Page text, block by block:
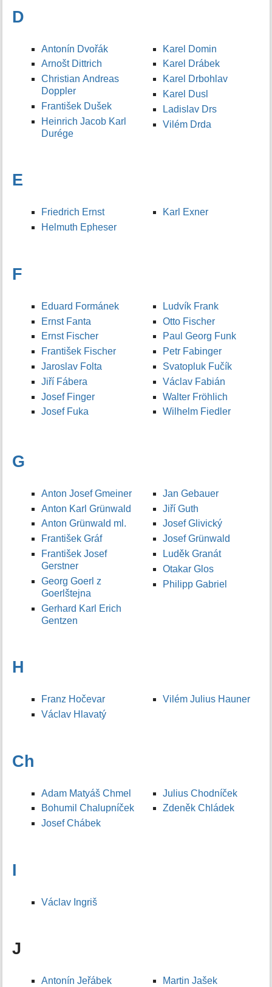
D
Antonín Dvořák
Arnošt Dittrich
Christian Andreas
Doppler
František Dušek
Heinrich Jacob Karl
Durége
Karel Domin
Karel Drábek
Karel Drbohlav
Karel Dusl
Ladislav Drs
Vilém Drda
E
Friedrich Ernst
Helmuth Epheser
Karl Exner
F
Eduard Formánek
Ernst Fanta
Ernst Fischer
František Fischer
Jaroslav Folta
Jiří Fábera
Josef Finger
Josef Fuka
Ludvík Frank
Otto Fischer
Paul Georg Funk
Petr Fabinger
Svatopluk Fučík
Václav Fabián
Walter Fröhlich
Wilhelm Fiedler
G
Anton Josef Gmeiner
Anton Karl Grünwald
Anton Grünwald ml.
František Gráf
František Josef
Gerstner
Georg Goerl z
Goerlštejna
Gerhard Karl Erich
Gentzen
Jan Gebauer
Jiří Guth
Josef Glivický
Josef Grünwald
Luděk Granát
Otakar Glos
Philipp Gabriel
H
Franz Hočevar
Václav Hlavatý
Vilém Julius Hauner
Ch
Adam Matyáš Chmel
Bohumil Chalupníček
Josef Chábek
Julius Chodníček
Zdeněk Chládek
I
Václav Ingriš
J
Antonín Jeřábek
Martin Jašek